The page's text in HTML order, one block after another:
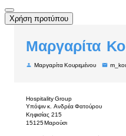
Χρήση προτύπου